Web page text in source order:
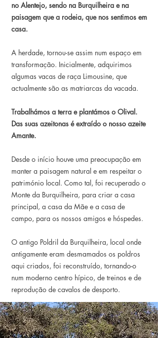
no Alentejo, sendo na Burquilheira e na
paisagem que a rodeia, que nos sentimos em
casa.
A herdade, tornou-se assim num espaço em
transformação. Inicialmente, adquirimos
algumas vacas de raça Limousine, que
actualmente são as matriarcas da vacada.
Trabalhámos a terra e plantámos o Olival.
Das suas azeitonas é extraído o nosso azeite
Amante.
Desde o início houve uma preocupação em
manter a paisagem natural e em respeitar o
património local. Como tal, foi recuperado o
Monte da Burquilheira, para criar a casa
principal, a casa da Mãe e a casa de
campo, para os nossos amigos e hóspedes.
O antigo Poldril da Burquilheira, local onde
antigamente eram desmamados os poldros
aqui criados, foi reconstruído, tornando-o
num moderno centro hípico, de treinos e de
reprodução de cavalos de desporto.